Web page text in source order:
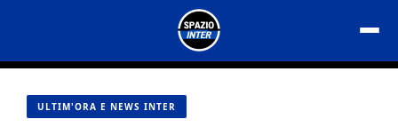
contenuto
ULTIM'ORA E NEWS INTER